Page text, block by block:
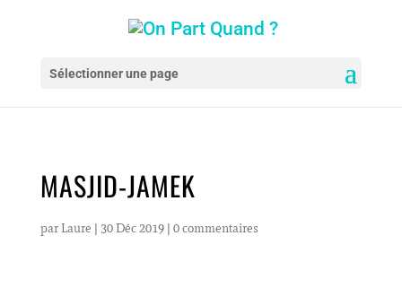
Sélectionner une page
MASJID-JAMEK
par Laure | 30 Déc 2019| 0 commentaires